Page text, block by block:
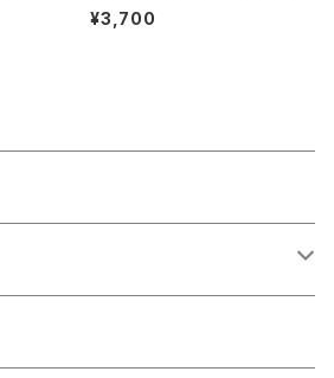
rn deli goo chatarnia
¥3,700